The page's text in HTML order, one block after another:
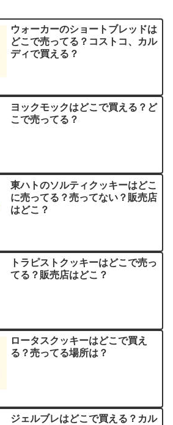
ウォーカーのショートブレッドは
どこで売ってる？コストコ、カル
ディで買える？
ヨックモックはどこで買える？ど
こで売ってる？
東ハトのソルティクッキーはどこ
に売ってる？売ってない？販売店
はどこ？
トラピストクッキーはどこで売っ
てる？販売店はどこ？
ロータスクッキーはどこで買え
る？売ってる場所は？
ジェルブレはどこで買える？カル